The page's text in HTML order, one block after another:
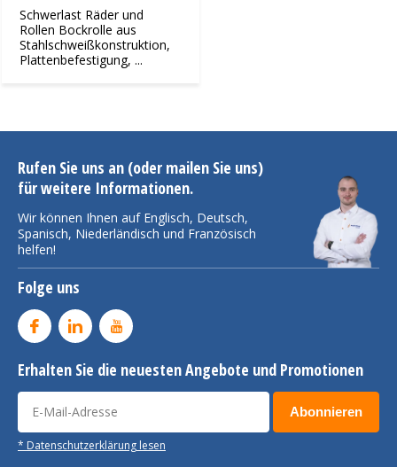
Schwerlast Räder und
Rollen Bockrolle aus
Stahlschweißkonstruktion,
Plattenbefestigung, ...
Rufen Sie uns an (oder mailen Sie uns)
für weitere Informationen.
Wir können Ihnen auf Englisch, Deutsch,
Spanisch, Niederländisch und Französisch
helfen!
Folge uns
Erhalten Sie die neuesten Angebote und Promotionen
Abonnieren
* Datenschutzerklärung lesen